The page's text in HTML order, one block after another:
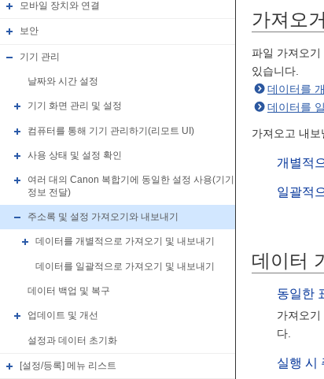
모바일 장치와 연결
보안
기기 관리
날짜와 시간 설정
기기 화면 관리 및 설정
컴퓨터를 통해 기기 관리하기(리모트 UI)
사용 상태 및 설정 확인
여러 대의 Canon 복합기에 동일한 설정 사용(기기
정보 전달)
주소록 및 설정 가져오기와 내보내기
데이터를 개별적으로 가져오기 및 내보내기
데이터를 일괄적으로 가져오기 및 내보내기
데이터 백업 및 복구
업데이트 및 개선
설정과 데이터 초기화
[설정/등록] 메뉴 리스트
가져오
파일 가져오
있습니다.
데이터를
데이터를
가져오고 내
개별적
일괄적
데이터
동일한
가져오
다.
실행 시